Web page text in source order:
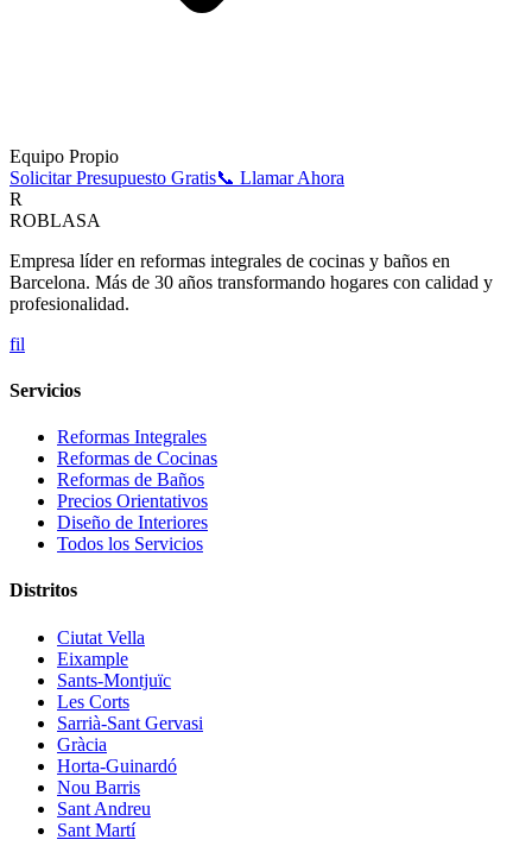
Equipo Propio
Solicitar Presupuesto Gratis📞 Llamar Ahora
R
ROBLASA
Empresa líder en reformas integrales de cocinas y baños en
Barcelona. Más de 30 años transformando hogares con calidad y
profesionalidad.
fil
Servicios
Reformas Integrales
Reformas de Cocinas
Reformas de Baños
Precios Orientativos
Diseño de Interiores
Todos los Servicios
Distritos
Ciutat Vella
Eixample
Sants-Montjuïc
Les Corts
Sarrià-Sant Gervasi
Gràcia
Horta-Guinardó
Nou Barris
Sant Andreu
Sant Martí